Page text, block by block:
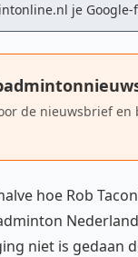
je Google-
de nieuwsbrief en
hoe Rob
niet is gedaan